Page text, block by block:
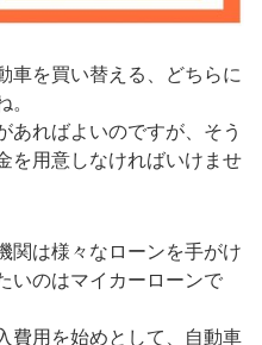
車を買い替える、どちらに
。
あればよいのですが、そう
を用意しなければいけませ
関は様々なローンを手がけ
いのはマイカーローンで
費用を始めとして、自動車